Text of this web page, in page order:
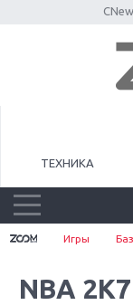
ТЕХНИКА
Игры
NBA 2K7